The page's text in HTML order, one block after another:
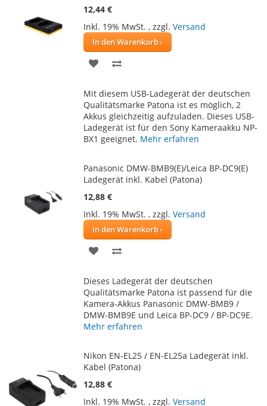
12,44 €
Inkl. 19% MwSt. , zzgl. Versand
In den Warenkorb
ZUR
HINZUFÜGEN
HINZUFÜGEN
Mit diesem USB-Ladegerät der deutschen
Qualitätsmarke Patona ist es möglich, 2
Akkus gleichzeitig aufzuladen. Dieses USB-
Ladegerät ist für den Sony Kameraakku NP-
BX1 geeignet. Mehr erfahren
Panasonic DMW-BMB9(E)/Leica BP-DC9(E)
Ladegerät inkl. Kabel (Patona)
12,88 €
Inkl. 19% MwSt. , zzgl. Versand
In den Warenkorb
ZUR
HINZUFÜGEN
HINZUFÜGEN
Dieses Ladegerät der deutschen
Qualitätsmarke Patona ist passend für die
Kamera-Akkus Panasonic DMW-BMB9 /
DMW-BMB9E und Leica BP-DC9 / BP-DC9E.
Mehr erfahren
Nikon EN-EL25 / EN-EL25a Ladegerät inkl.
Kabel (Patona)
12,88 €
Inkl. 19% MwSt. , zzgl. Versand